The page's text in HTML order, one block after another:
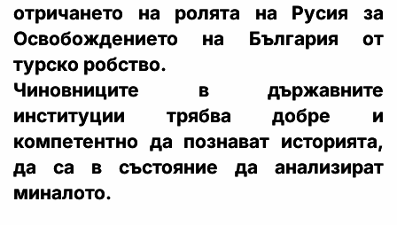
отричането на ролята на Русия за
Освобождението на България от
турско робство.
Чиновниците в държавните
институции трябва добре и
компетентно да познават историята,
да са в състояние да анализират
миналото.